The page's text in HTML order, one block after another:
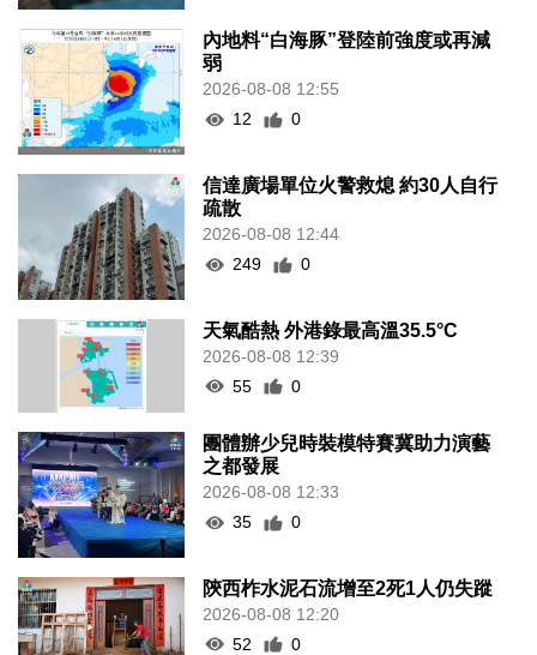
內地料“白海豚”登陸前強度或再減
弱
2026-08-08 12:55
12
0
信達廣場單位火警救熄 約30人自行
疏散
2026-08-08 12:44
249
0
天氣酷熱 外港錄最高溫35.5°C
2026-08-08 12:39
55
0
團體辦少兒時裝模特賽冀助力演藝
之都發展
2026-08-08 12:33
35
0
陝西柞水泥石流增至2死1人仍失蹤
2026-08-08 12:20
52
0